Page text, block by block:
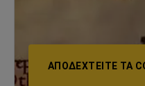
ΑΠΟΔΕΧΤΕΊΤΕ ΤΑ